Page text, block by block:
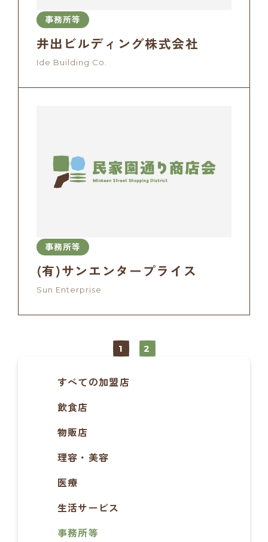
事務所等
井出ビルディング株式会社
Ide Building Co.
事務所等
(有)サンエンタープライス
Sun Enterprise
1 2
すべての加盟店
飲食店
物販店
理容・美容
医療
生活サービス
事務所等